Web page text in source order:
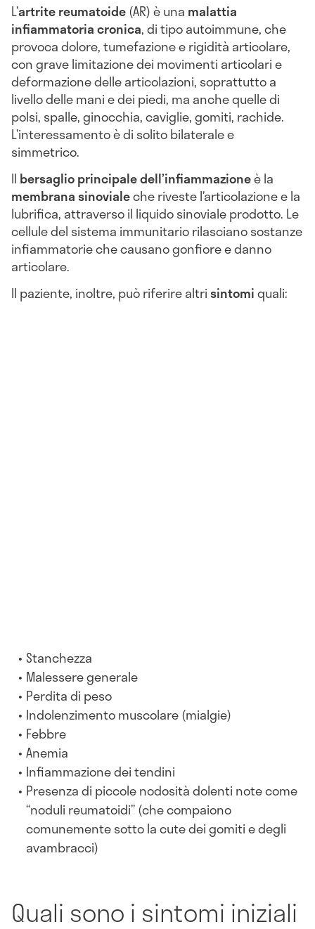
L’artrite reumatoide(AR) è una malattia
infiammatoria cronica, di tipo autoimmune, che
provoca dolore, tumefazione e rigidità articolare,
con grave limitazione dei movimenti articolari e
deformazione delle articolazioni, soprattutto a
livello delle mani e dei piedi, ma anche quelle di
polsi, spalle, ginocchia, caviglie, gomiti, rachide.
L’interessamento è di solito bilaterale e
simmetrico.
Il bersaglio principale dell’infiammazioneè la
membrana sinovialeche riveste l’articolazione e la
lubrifica, attraverso il liquido sinoviale prodotto. Le
cellule del sistema immunitario rilasciano sostanze
infiammatorie che causano gonfiore e danno
articolare.
Il paziente, inoltre, può riferire altrisintomiquali:
Stanchezza
Malessere generale
Perdita di peso
Indolenzimento muscolare (mialgie)
Febbre
Anemia
Infiammazione dei tendini
Presenza di piccole nodosità dolenti note come
“noduli reumatoidi” (che compaiono
comunemente sotto la cute dei gomiti e degli
avambracci)
Quali sono i sintomi iniziali